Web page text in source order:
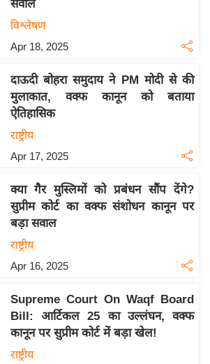
सवाल
विश्लेषण
Apr 18, 2025
दाऊदी बोहरा समुदाय ने PM मोदी से की
मुलाकात, वक्फ कानून को बताया
ऐतिहासिक
राष्ट्रीय
Apr 17, 2025
क्या गैर मुस्लिमों को प्रबंधन सौंप देंगे?
सुप्रीम कोर्ट का वक्फ संशोधन कानून पर
बड़ा सवाल
राष्ट्रीय
Apr 16, 2025
Supreme Court On Waqf Board
Bill: आर्टिकल 25 का उल्लंघन, वक्फ
कानून पर सुप्रीम कोर्ट में बड़ा खेल!
राष्ट्रीय